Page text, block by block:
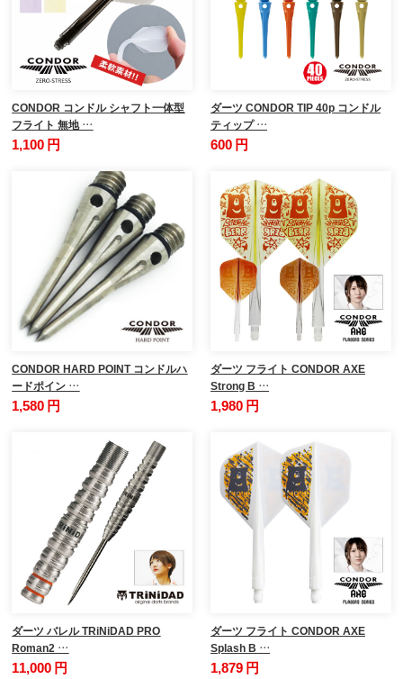
CONDOR コンドル シャフト一体型
フライト 無地 …
1,100 円
ダーツ CONDOR TIP 40p コンドル
ティップ …
600 円
CONDOR HARD POINT コンドルハ
ードポイン …
1,580 円
ダーツ フライト CONDOR AXE
Strong B …
1,980 円
ダーツ バレル TRiNiDAD PRO
Roman2 …
11,000 円
ダーツ フライト CONDOR AXE
Splash B …
1,879 円